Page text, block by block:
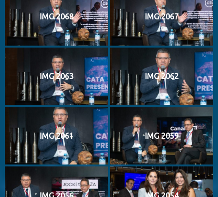
IMG 2068 IMG 2067
IMG 2063 IMG 2062
IMG 2061 IMG 2059